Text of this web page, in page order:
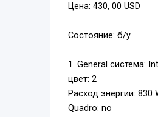
Цена: 430, 00 USD
Состояние: б/у
1. General система:
цвет: 2
Расход энергии: 830
Quadro: no